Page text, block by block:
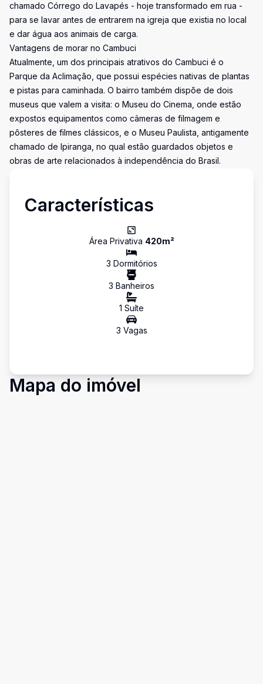
chamado Córrego do Lavapés - hoje transformado em rua -
para se lavar antes de entrarem na igreja que existia no local
e dar água aos animais de carga.
Vantagens de morar no Cambuci
Atualmente, um dos principais atrativos do Cambuci é o
Parque da Aclimação, que possui espécies nativas de plantas
e pistas para caminhada. O bairro também dispõe de dois
museus que valem a visita: o Museu do Cinema, onde estão
expostos equipamentos como câmeras de filmagem e
pôsteres de filmes clássicos, e o Museu Paulista, antigamente
chamado de Ipiranga, no qual estão guardados objetos e
obras de arte relacionados à independência do Brasil.
Características
Área Privativa 420m²
3 Dormitórios
3 Banheiros
1 Suíte
3 Vagas
Mapa do imóvel